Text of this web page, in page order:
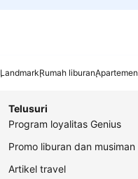
LandmarkRumah liburanApartemen
Telusuri
Program loyalitas Genius
Promo liburan dan musiman
Artikel travel